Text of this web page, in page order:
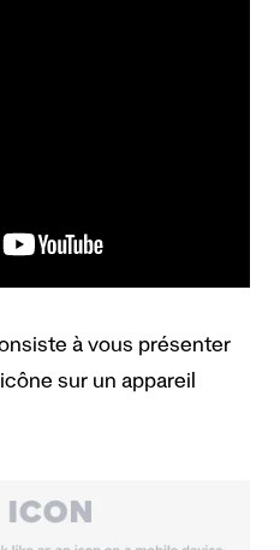
à vous présenter
sur un appareil